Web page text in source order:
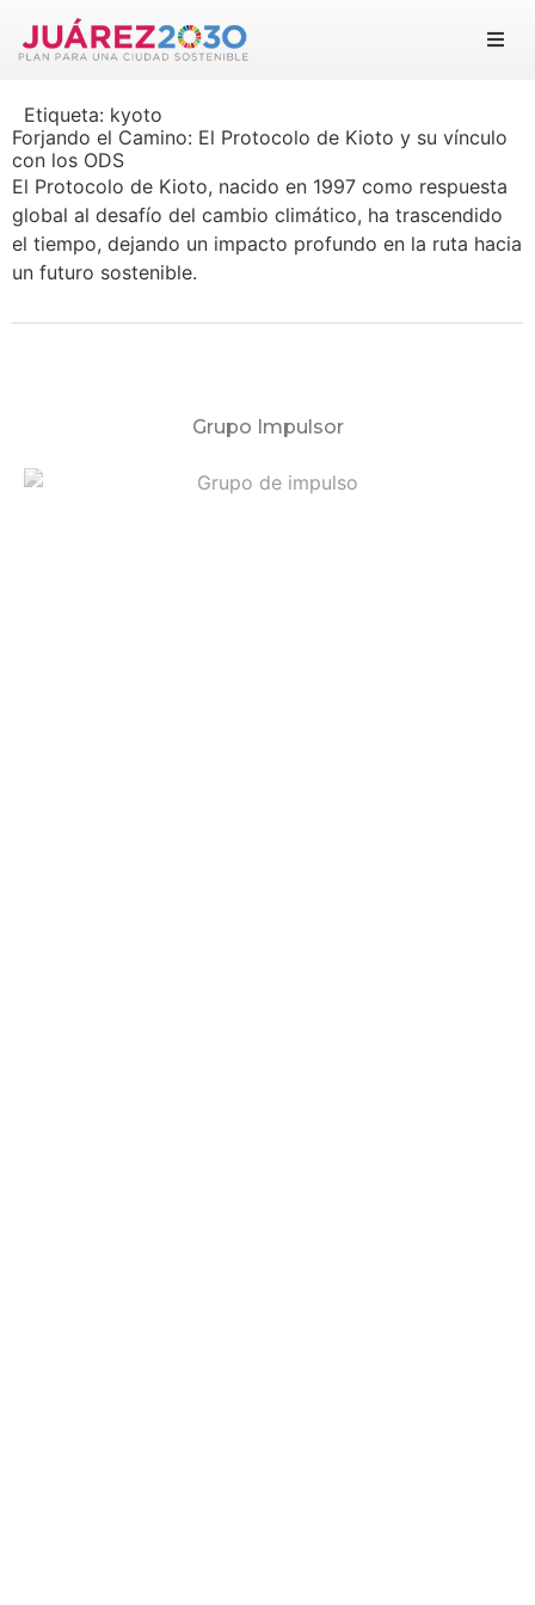
Suma tu esfuerzo
Documentos
Etiqueta: kyoto
Forjando el Camino: El Protocolo de Kioto y su vínculo
con los ODS
El Protocolo de Kioto, nacido en 1997 como respuesta
global al desafío del cambio climático, ha trascendido
el tiempo, dejando un impacto profundo en la ruta hacia
un futuro sostenible.
Grupo Impulsor